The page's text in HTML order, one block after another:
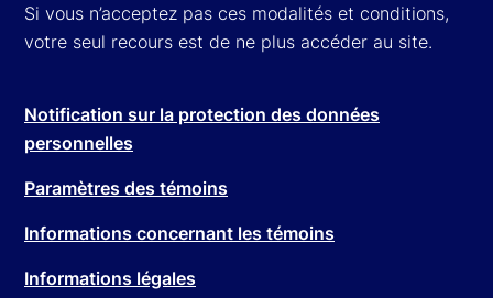
Si vous n’acceptez pas ces modalités et conditions,
votre seul recours est de ne plus accéder au site.
Notification sur la protection des données
personnelles
Paramètres des témoins
Informations concernant les témoins
Informations légales